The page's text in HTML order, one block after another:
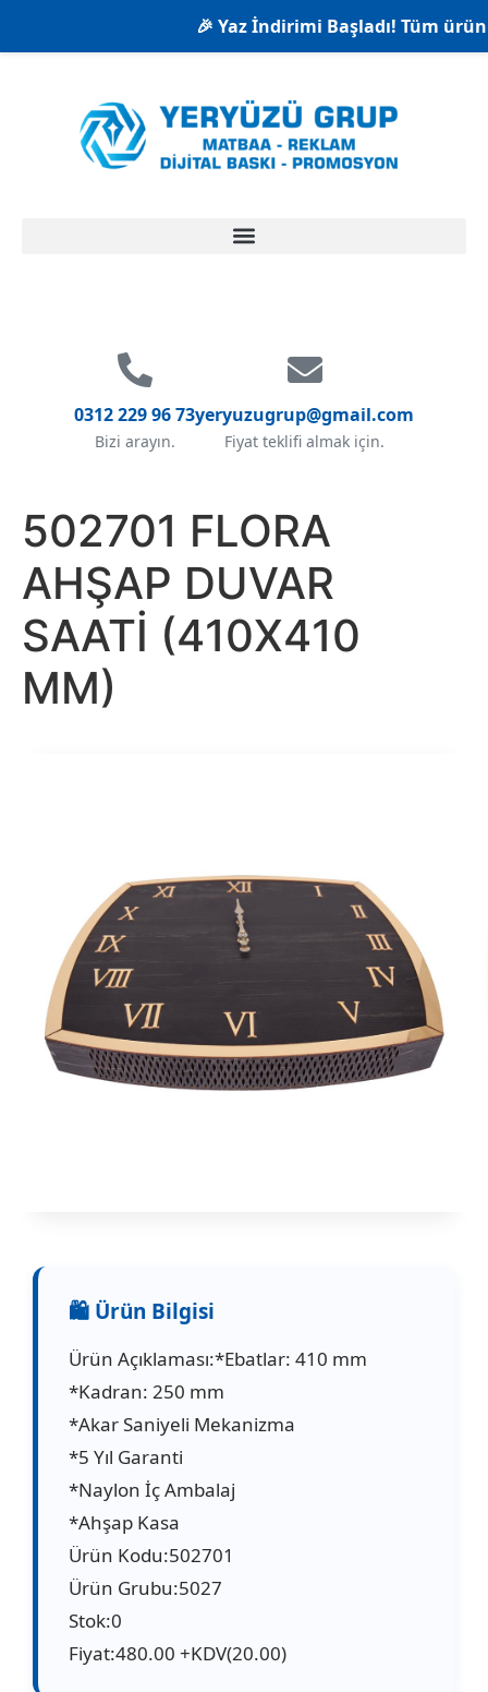
🎉 Yaz İndirimi Başladı! Tüm
0312 229 96 73
Bizi arayın.
yeryuzugrup@gmail.com
Fiyat teklifi almak için.
502701 FLORA
AHŞAP DUVAR
SAATİ (410X410
MM)
Ürün Açıklaması:*Ebatlar: 410 mm
*Kadran: 250 mm
*Akar Saniyeli Mekanizma
*5 Yıl Garanti
*Naylon İç Ambalaj
*Ahşap Kasa
Ürün Kodu:502701
Ürün Grubu:5027
Stok:0
Fiyat:480.00 +KDV(20.00)